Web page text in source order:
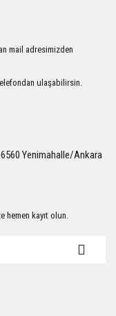
mail adresimizden
ulaşabilirsin.
Yenimahalle/Ankara
hemen kayıt olun.